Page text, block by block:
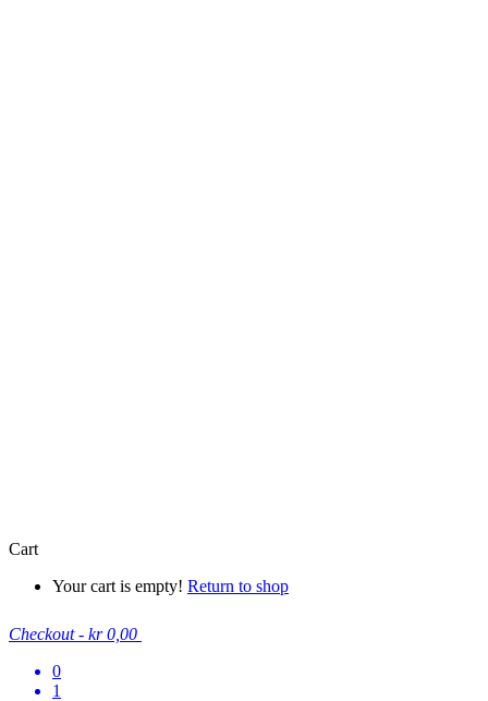
Cart
Your cart is empty! Return to shop
Checkout - kr 0,00
0
1